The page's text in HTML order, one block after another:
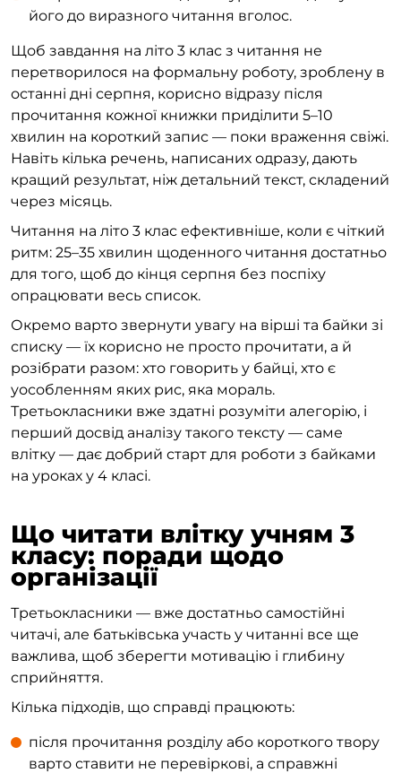
його до виразного читання вголос.
Щоб завдання на літо 3 клас з читання не
перетворилося на формальну роботу, зроблену в
останні дні серпня, корисно відразу після
прочитання кожної книжки приділити 5–10
хвилин на короткий запис — поки враження свіжі.
Навіть кілька речень, написаних одразу, дають
кращий результат, ніж детальний текст, складений
через місяць.
Читання на літо 3 клас ефективніше, коли є чіткий
ритм: 25–35 хвилин щоденного читання достатньо
для того, щоб до кінця серпня без поспіху
опрацювати весь список.
Окремо варто звернути увагу на вірші та байки зі
списку — їх корисно не просто прочитати, а й
розібрати разом: хто говорить у байці, хто є
уособленням яких рис, яка мораль.
Третьокласники вже здатні розуміти алегорію, і
перший досвід аналізу такого тексту — саме
влітку — дає добрий старт для роботи з байками
на уроках у 4 класі.
Що читати влітку учням 3
класу: поради щодо
організації
Третьокласники — вже достатньо самостійні
читачі, але батьківська участь у читанні все ще
важлива, щоб зберегти мотивацію і глибину
сприйняття.
Кілька підходів, що справді працюють:
після прочитання розділу або короткого твору
варто ставити не перевіркові, а справжні